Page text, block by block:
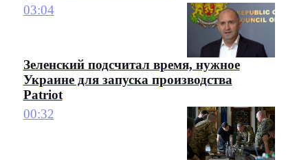
03:04
Зеленский подсчитал время, нужное
Украине для запуска производства
Patriot
00:32